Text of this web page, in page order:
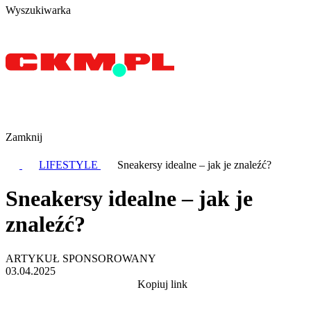
Wyszukiwarka
Zamknij
LIFESTYLE Sneakersy idealne – jak je znaleźć?
Sneakersy idealne – jak je
znaleźć?
ARTYKUŁ SPONSOROWANY
03.04.2025
Kopiuj link